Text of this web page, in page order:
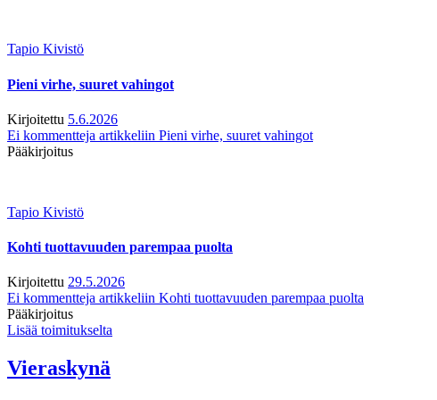
Tapio Kivistö
Pieni virhe, suuret vahingot
Kirjoitettu 5.6.2026
Ei kommentteja artikkeliin Pieni virhe, suuret vahingot
Pääkirjoitus
Tapio Kivistö
Kohti tuottavuuden parempaa puolta
Kirjoitettu 29.5.2026
Ei kommentteja artikkeliin Kohti tuottavuuden parempaa puolta
Pääkirjoitus
Lisää toimitukselta
Vieraskynä